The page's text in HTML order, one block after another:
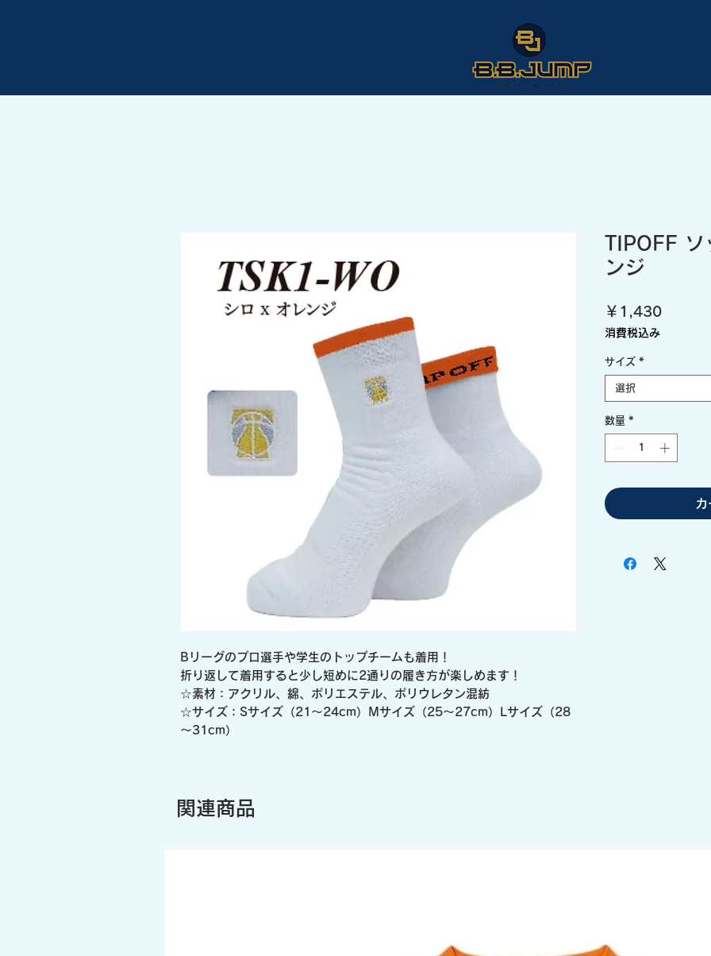
Bリーグのプロ選手や学生のトップチームも着用！
折り返して着用すると少し短めに2通りの履き方が楽しめます！
☆素材：アクリル、綿、ポリエステル、ポリウレタン混紡
☆サイズ：Sサイズ（21～24cm）Mサイズ（25～27cm）Lサイズ（28
～31cm）
TIPOFF ソ
ンジ
￥1,430価
消費税込み
サイズ *
選択
数量 *
関連商品